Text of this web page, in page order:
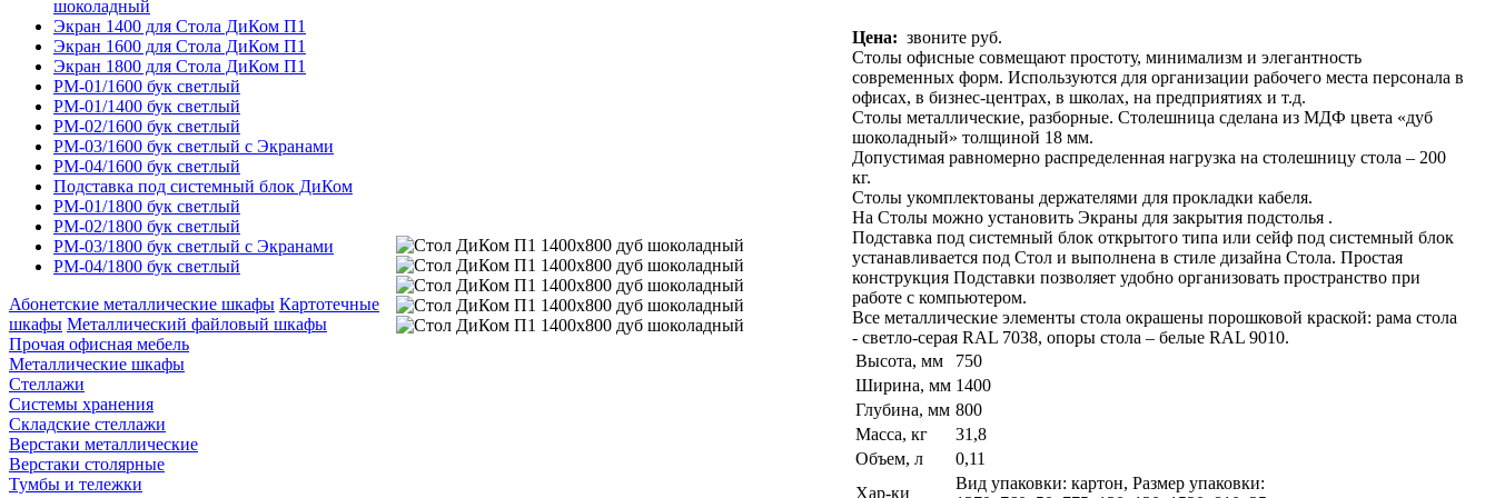
шоколадный
Экран 1400 для Стола ДиКом П1
Экран 1600 для Стола ДиКом П1
Экран 1800 для Стола ДиКом П1
РМ-01/1600 бук светлый
РМ-01/1400 бук светлый
РМ-02/1600 бук светлый
РМ-03/1600 бук светлый с Экранами
РМ-04/1600 бук светлый
Подставка под системный блок ДиКом
РМ-01/1800 бук светлый
РМ-02/1800 бук светлый
РМ-03/1800 бук светлый с Экранами
РМ-04/1800 бук светлый
Абонетские металлические шкафы Картотечные
шкафы Металлический файловый шкафы
Прочая офисная мебель
Металлические шкафы
Стеллажи
Системы хранения
Складские стеллажи
Верстаки металлические
Верстаки столярные
Тумбы и тележки
Цена: звоните руб.
Столы офисные совмещают простоту, минимализм и элегантность
современных форм. Используются для организации рабочего места персонала в
офисах, в бизнес-центрах, в школах, на предприятиях и т.д.
Столы металлические, разборные. Столешница сделана из МДФ цвета «дуб
шоколадный» толщиной 18 мм.
Допустимая равномерно распределенная нагрузка на столешницу стола – 200
кг.
Столы укомплектованы держателями для прокладки кабеля.
На Столы можно установить Экраны для закрытия подстолья .
Подставка под системный блок открытого типа или сейф под системный блок
устанавливается под Стол и выполнена в стиле дизайна Стола. Простая
конструкция Подставки позволяет удобно организовать пространство при
работе с компьютером.
Все металлические элементы стола окрашены порошковой краской: рама стола
- светло-серая RAL 7038, опоры стола – белые RAL 9010.
Высота, мм
750
Ширина, мм 1400
Глубина, мм 800
Масса, кг
31,8
Объем, л
0,11
Хар-ки
Вид упаковки: картон, Размер упаковки: